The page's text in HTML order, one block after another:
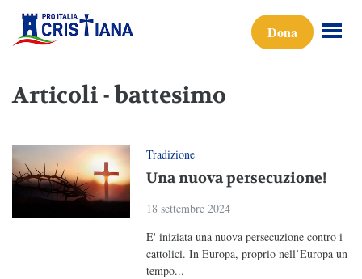
Dona
Articoli - battesimo
Tradizione
Una nuova persecuzione!
18 settembre 2024
E' iniziata una nuova persecuzione contro i
cattolici. In Europa, proprio nell’Europa un
tempo...